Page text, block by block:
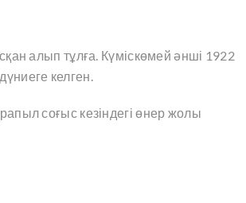
алып тұлға. Күміскөмей әнші 1922
келген.
соғыс кезіндегі өнер жолы